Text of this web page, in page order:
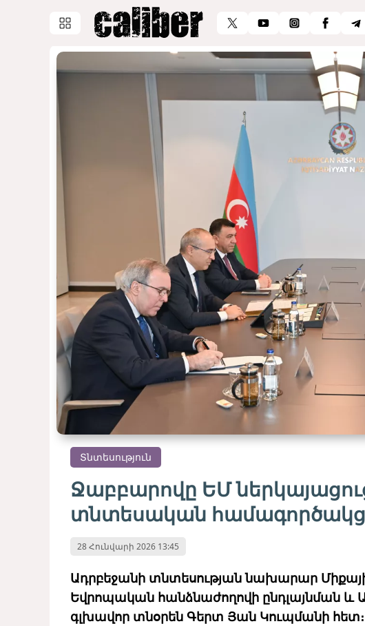
Տնտեսություն
Ջաբբարովը ԵՄ
տնտեսական
28 Հունվարի 2026 13:45
Ադրբեջանի տնտեսության նախարար
Եվրոպական հանձնաժողովի ընդլայնման և
գլխավոր տնօրեն Գերտ Յան Կուպմանի հետ։